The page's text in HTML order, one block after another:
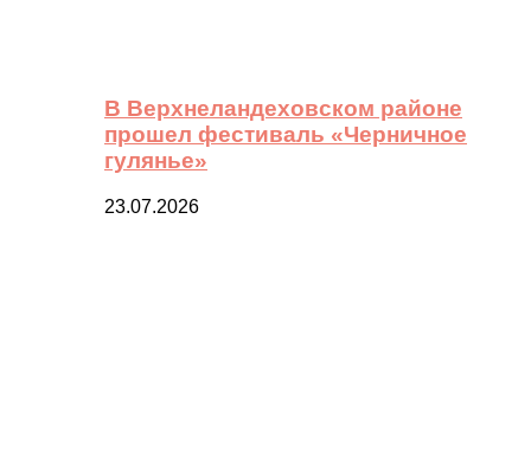
В Верхнеландеховском районе
прошел фестиваль «Черничное
гулянье»
23.07.2026